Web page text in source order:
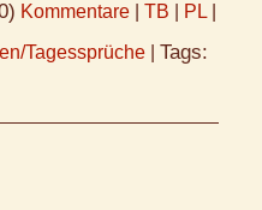
Kommentare TB PL
Tagessprüche Tags: